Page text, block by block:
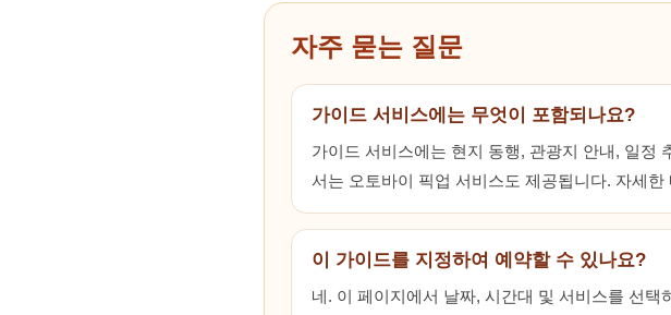
자주 묻는 질문
가이드 서비스에는 무엇이 포함되나요?
가이드 서비스에는 현지 동행, 관광지 안내, 일정
서는 오토바이 픽업 서비스도 제공됩니다. 자세
이 가이드를 지정하여 예약할 수 있나요?
네. 이 페이지에서 날짜, 시간대 및 서비스를 선